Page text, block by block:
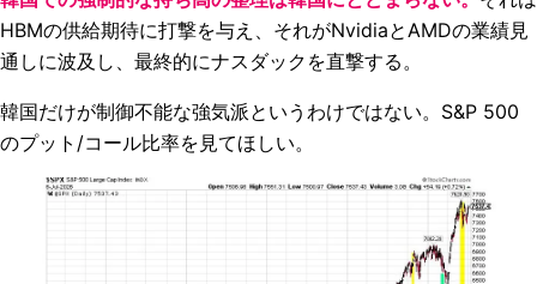
HBMの供給期待に打撃を与え、それがNvidiaとAMDの業績見
通しに波及し、最終的にナスダックを直撃する。
韓国だけが制御不能な強気派というわけではない。S&P 500
のプット/コール比率を見てほしい。